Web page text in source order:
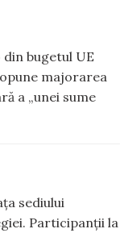
bugetul UE
majorarea
a „unei sume
sediului
Participanții la